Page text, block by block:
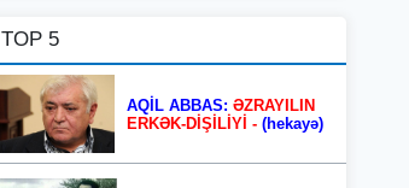
TOP 5
AQİL ABBAS: ƏZRAYILIN
ERKƏK-DİŞİLİYİ - (hekayə)